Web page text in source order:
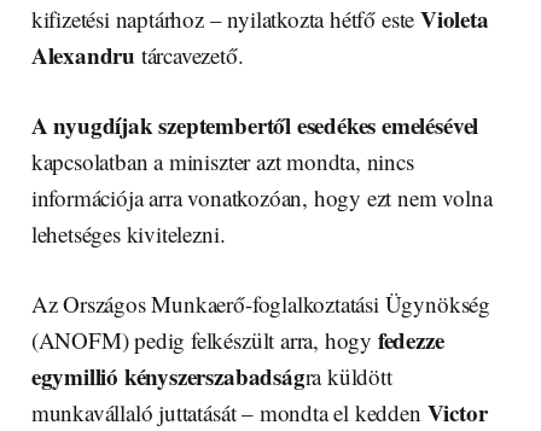
kifizetési naptárhoz – nyilatkozta hétfő este Violeta
Alexandru tárcavezető.
A nyugdíjak szeptembertől esedékes emelésével
kapcsolatban a miniszter azt mondta, nincs
információja arra vonatkozóan, hogy ezt nem volna
lehetséges kivitelezni.
Az Országos Munkaerő-foglalkoztatási Ügynökség
(ANOFM) pedig felkészült arra, hogy fedezze
egymillió kényszerszabadságra küldött
munkavállaló juttatását – mondta el kedden Victor